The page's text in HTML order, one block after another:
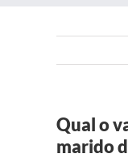
Qual o
marido